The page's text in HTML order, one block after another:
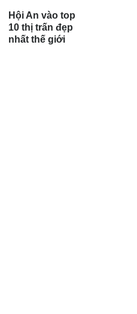
Hội An vào top
10 thị trấn đẹp
nhất thế giới